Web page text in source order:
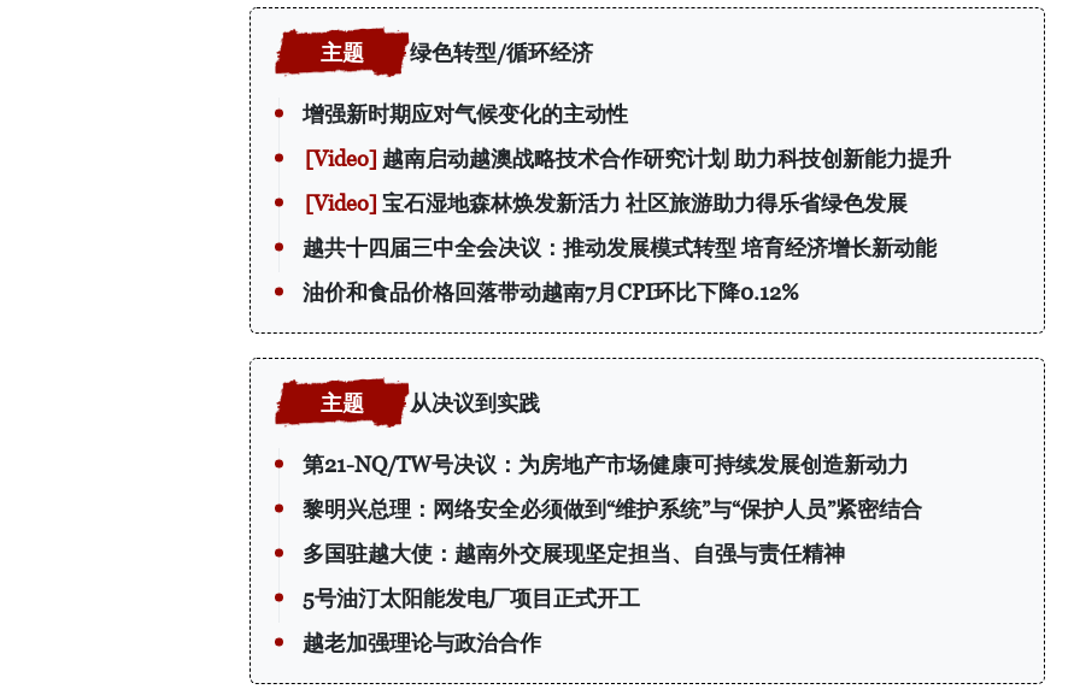
绿色转型/循环经济
增强新时期应对气候变化的主动性
越南启动越澳战略技术合作研究计划 助力科技创新能力提升
宝石湿地森林焕发新活力 社区旅游助力得乐省绿色发展
越共十四届三中全会决议：推动发展模式转型 培育经济增长新动能
油价和食品价格回落带动越南7月CPI环比下降0.12%
从决议到实践
第21-NQ/TW号决议：为房地产市场健康可持续发展创造新动力
黎明兴总理：网络安全必须做到“维护系统”与“保护人员”紧密结合
多国驻越大使：越南外交展现坚定担当、自强与责任精神
5号油汀太阳能发电厂项目正式开工
越老加强理论与政治合作